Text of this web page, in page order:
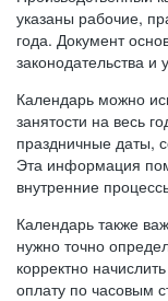
указаны рабочие,
года. Документ
законодательства и
Календарь можно
занятости на весь
праздничные даты,
Эта информация
внутренние
Календарь также
нужно точно
корректно
оплату по часовым